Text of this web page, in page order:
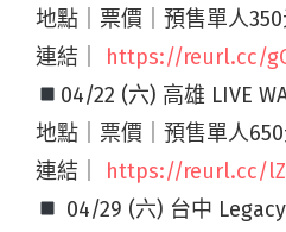
地點｜票價｜預售單人
連結｜ https://reurl.cc/
04/22 (六) 高雄 LIVE
地點｜票價｜預售單人
連結｜ https://reurl.cc/
04/29 (六) 台中